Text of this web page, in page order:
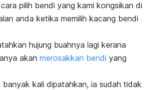
pilih bendi yang kami kongsikan di
anda ketika memilih kacang bendi
hujung buahnya lagi kerana
akan merosakkan bendi yang
kali dipatahkan, ia sudah tidak